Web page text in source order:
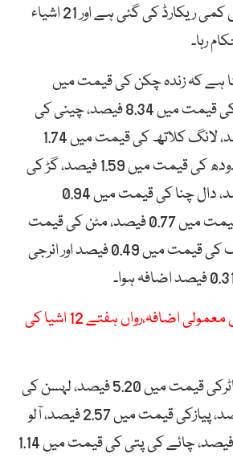
اشیاء کی قیمتوں میں کمی ریکارڈ کی گئی ہے اور 21 اشیاء
رہا۔
ہے کہ زندہ چکن کی قیمت میں
15.95 فیصد، انڈوں کی قیمت میں 8.34 فیصد، چینی کی
قیمت میں1.97 فیصد، لانگ کلاتھ کی قیمت میں 1.74
فیصد، خشک پاوڈر دودھ کی قیمت میں 1.59 فیصد، گڑ کی
قیمت میں1.48 فیصد، دال چنا کی قیمت میں 0.94
فیصد،لان پرنٹڈ کی قیمت میں 0.77 فیصد، مٹن کی قیمت
میں 0.62 فیصد، بیف کی قیمت میں 0.49 فیصد اور انرجی
مہنگائی کی شرح میں معمولی اضافہ،رواں ہفتے 12 اشیا کی
رپورٹ کے مطابق ٹماٹرکی قیمت میں 5.20 فیصد، لہسن کی
قیمت میں 3.45 فیصد، پیازکی قیمت میں 2.57 فیصد، آلو
کی قیمت میں 1.93 فیصد، چائے کی پتی کی قیمت میں 1.14